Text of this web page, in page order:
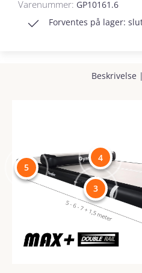
Varenummer: GP10161.6
Forventes på lager:
Beskrivelse |
3
4
5